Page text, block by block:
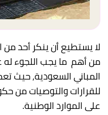
لا يستطيع أن ينكر أحد
من أهم ما يجب اللجوء
المباني السعودية, حيث
للقرارات والتوصيات من
على الموارد الوطنية.